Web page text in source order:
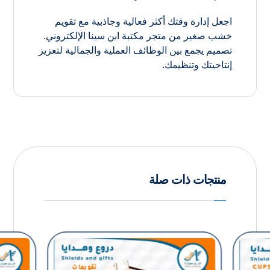
اجعل إدارة وقتك أكثر فعالية وجاذبية مع تقويم
خشب صغير من متجر مكتبة ابن سينا الإلكتروني.
تصميم يجمع بين الوظائف العملية والجمالية لتعزيز
إنتاجيتك وتنظيمك.
منتجات ذات صلة